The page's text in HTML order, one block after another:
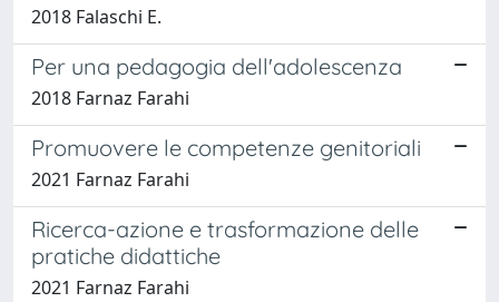
2018 Falaschi E.
Per una pedagogia dell'adolescenza
2018 Farnaz Farahi
Promuovere le competenze genitoriali
2021 Farnaz Farahi
Ricerca-azione e trasformazione delle
pratiche didattiche
2021 Farnaz Farahi